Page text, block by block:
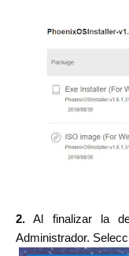
2. Al finalizar la
Administrador.